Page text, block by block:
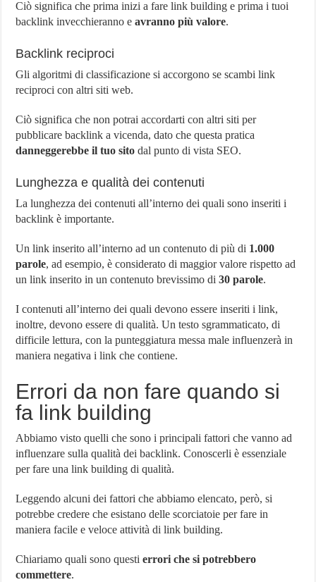
Ciò significa che prima inizi a fare link building e prima i tuoi
backlink invecchieranno eavranno più valore.
Backlink reciproci
Gli algoritmi di classificazione si accorgono se scambi link
reciproci con altri siti web.
Ciò significa che non potrai accordarti con altri siti per
pubblicare backlink a vicenda, dato che questa pratica
danneggerebbe il tuo sito dal punto di vista SEO.
Lunghezza e qualità dei contenuti
La lunghezza dei contenuti all’interno dei quali sono inseriti i
backlink è importante.
Un link inserito all’interno ad un contenuto di più di 1.000
parole, ad esempio, è considerato di maggior valore rispetto ad
un link inserito in un contenuto brevissimo di30 parole.
I contenuti all’interno dei quali devono essere inseriti i link,
inoltre, devono essere di qualità. Un testo sgrammaticato, di
difficile lettura, con la punteggiatura messa male influenzerà in
maniera negativa i link che contiene.
Errori da non fare quando si
fa link building
Abbiamo visto quelli che sono i principali fattori che vanno ad
influenzare sulla qualità dei backlink. Conoscerli è essenziale
per fare una link building di qualità.
Leggendo alcuni dei fattori che abbiamo elencato, però, si
potrebbe credere che esistano delle scorciatoie per fare in
maniera facile e veloce attività di link building.
Chiariamo quali sono questierrori che si potrebbero
commettere.